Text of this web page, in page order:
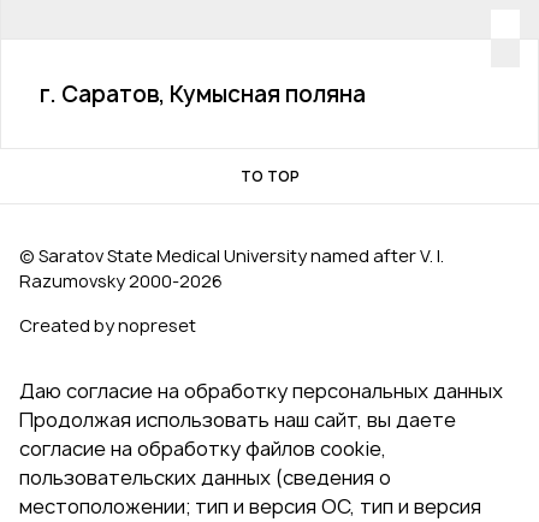
г. Саратов, Кумысная поляна
TO TOP
© Saratov State Medical University named after V. I.
Razumovsky 2000‑2026
Created by nopreset
Даю согласие на обработку персональных данных
Продолжая использовать наш сайт, вы даете
согласие на обработку файлов cookie,
пользовательских данных (сведения о
местоположении; тип и версия ОС, тип и версия